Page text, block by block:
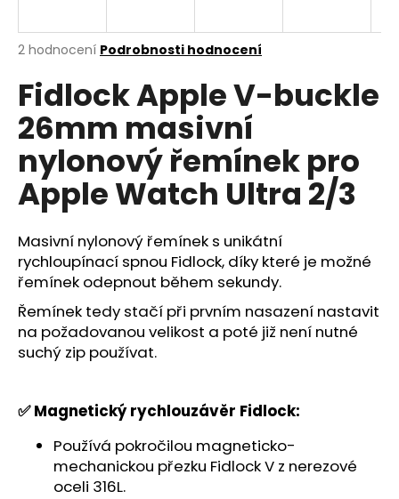
Průměrné
produktu
je
5,0
z
5
hvězdiček.
2 hodnocení Podrobnosti hodnocení
Fidlock Apple V-buckle
26mm masivní
nylonový řemínek pro
Apple Watch Ultra 2/3
Masivní nylonový řemínek s unikátní
rychloupínací spnou Fidlock, díky které je možné
řemínek odepnout během sekundy.
Řemínek tedy stačí při prvním nasazení nastavit
na požadovanou velikost a poté již není nutné
suchý zip používat.
✅ Magnetický rychlouzávěr Fidlock:
Používá pokročilou magneticko-
mechanickou přezku Fidlock V z nerezové
oceli 316L.
A
j
t
?
HLEDAT
D
o
p
o
r
č
u